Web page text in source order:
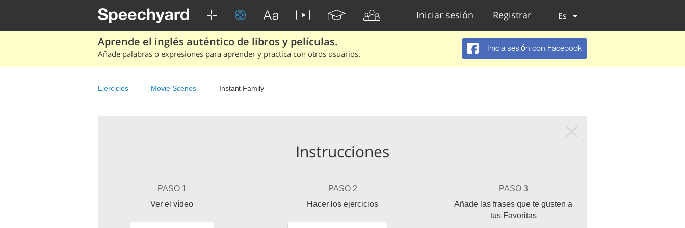
Iniciar sesión Registrar Es
Aprende el inglés auténtico de libros y películas.
Añade palabras o expresiones para aprender y practica con otros usuarios.
Inicia sesión con Facebook
Ejercicios Movie Scenes Instant Family
Instrucciones
PASO 1
Ver el vídeo
PASO 2
Hacer los ejercicios
PASO 3
Añade las frases que te gusten a
tus Favoritas